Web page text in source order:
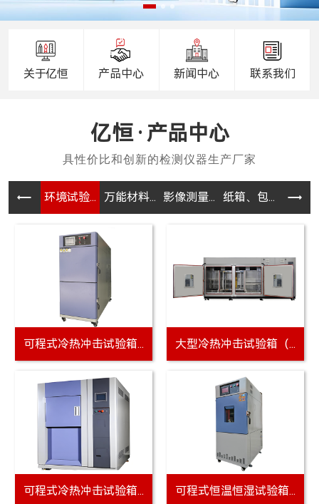
关于亿恒 产品中心 新闻中心 联系我们
产品中心
环境试验... 万能材料... 影像测量... 纸箱、包... 电器
可程式冷热冲击试验箱... 大型冷热冲击试验箱（...
可程式冷热冲击试验箱... 可程式恒温恒湿试验箱...